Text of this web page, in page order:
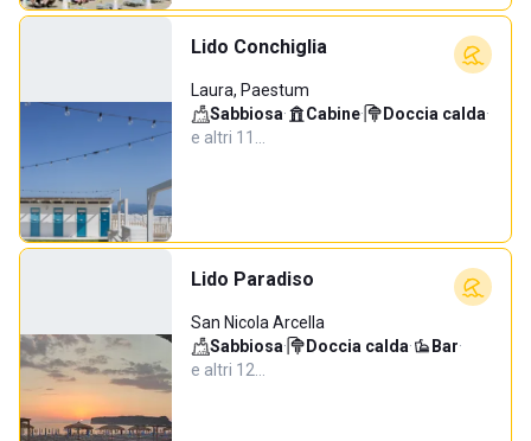
Lido Conchiglia
Laura, Paestum
Sabbiosa· Cabine· Doccia calda·
e altri 11…
Lido Paradiso
San Nicola Arcella
Sabbiosa· Doccia calda· Bar·
e altri 12…